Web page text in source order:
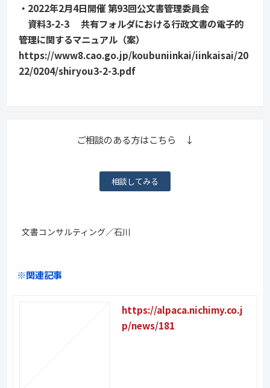
・2022年2月4日開催 第93回公文書管理委員会
資料3-2-3 共有フォルダにおける行政文書の電子的
管理に関するマニュアル（案）
https://www8.cao.go.jp/koubuniinkai/iinkaisai/20
22/0204/shiryou3-2-3.pdf
ご相談のある方はこちら ↓
相談してみる
文書コンサルティング／石川
※関連記事
https://alpaca.nichimy.co.j
p/news/181